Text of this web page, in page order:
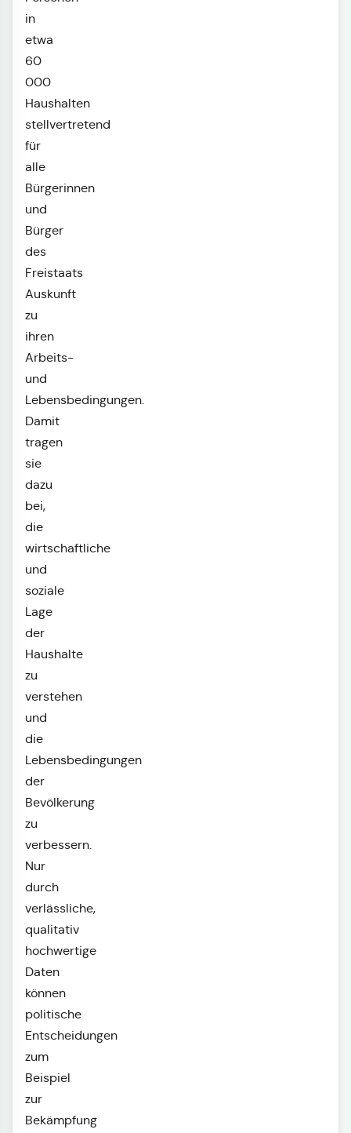
in
etwa
60
000
Haushalten
stellvertretend
für
alle
Bürgerinnen
und
Bürger
des
Freistaats
Auskunft
zu
ihren
Arbeits-
und
Lebensbedingungen.
Damit
tragen
sie
dazu
bei,
die
wirtschaftliche
und
soziale
Lage
der
Haushalte
zu
verstehen
und
die
Lebensbedingungen
der
Bevölkerung
zu
verbessern.
Nur
durch
verlässliche,
qualitativ
hochwertige
Daten
können
politische
Entscheidungen
zum
Beispiel
zur
Bekämpfung